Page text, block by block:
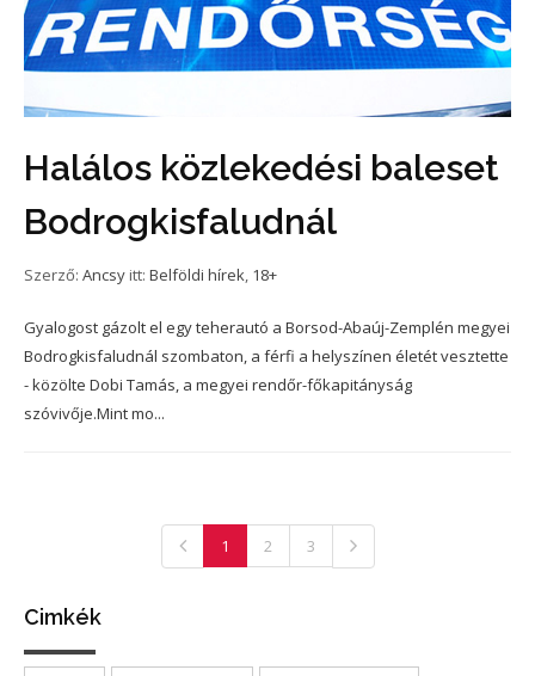
Halálos közlekedési baleset
Bodrogkisfaludnál
Szerző: Ancsy itt: Belföldi hírek, 18+
Gyalogost gázolt el egy teherautó a Borsod-Abaúj-Zemplén megyei
Bodrogkisfaludnál szombaton, a férfi a helyszínen életét vesztette
- közölte Dobi Tamás, a megyei rendőr-főkapitányság
szóvivője.Mint mo...
1 2 3
Cimkék